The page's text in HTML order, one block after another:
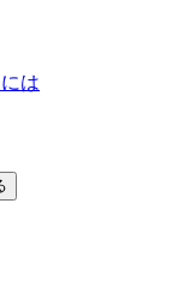
は